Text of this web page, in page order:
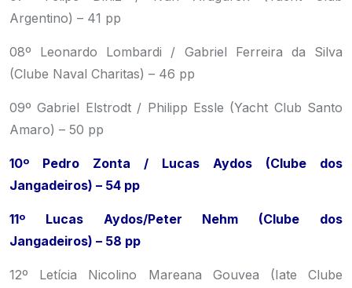
Argentino) – 41 pp
08º Leonardo Lombardi / Gabriel Ferreira da Silva
(Clube Naval Charitas) – 46 pp
09º Gabriel Elstrodt / Philipp Essle (Yacht Club Santo
Amaro) – 50 pp
10º Pedro Zonta / Lucas Aydos (Clube dos
Jangadeiros) – 54 pp
11º Lucas Aydos/Peter Nehm (Clube dos
Jangadeiros) – 58 pp
12º Letícia Nicolino Mareana Gouvea (Iate Clube